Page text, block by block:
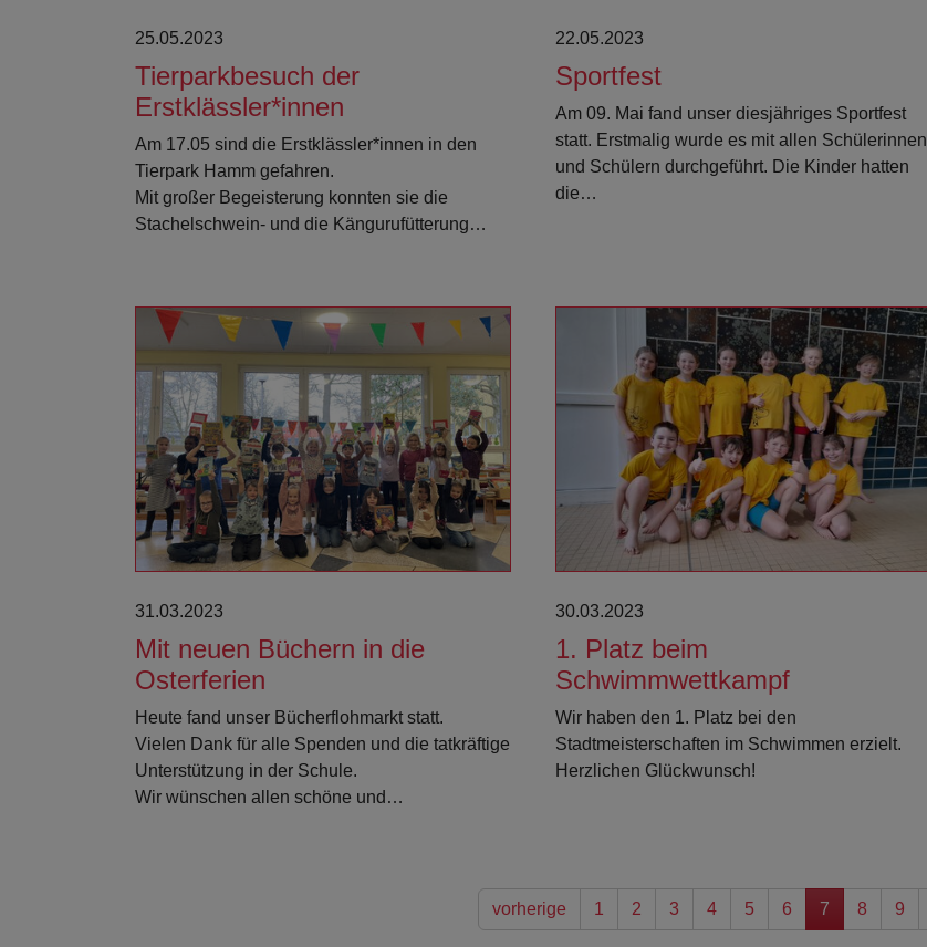
25.05.2023
Tierparkbesuch der
Erstklässler*innen
Am 17.05 sind die Erstklässler*innen in den
Tierpark Hamm gefahren.
Mit großer Begeisterung konnten sie die
Stachelschwein- und die Kängurufütterung…
22.05.2023
Sportfest
Am 09. Mai fand unser diesjähriges Sportfest
statt. Erstmalig wurde es mit allen Schülerinnen
und Schülern durchgeführt. Die Kinder hatten
die…
31.03.2023
Mit neuen Büchern in die
Osterferien
Heute fand unser Bücherflohmarkt statt.
Vielen Dank für alle Spenden und die tatkräftige
Unterstützung in der Schule.
Wir wünschen allen schöne und…
Weiterlesen
30.03.2023
1. Platz beim
Schwimmwettkampf
Wir haben den 1. Platz bei den
Stadtmeisterschaften im Schwimmen erzielt.
Herzlichen Glückwunsch!
Weiterlesen
vorherige 1 2 3 4 5 6 7 8 9